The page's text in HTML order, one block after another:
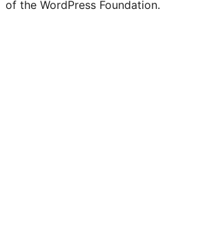
of the WordPress Foundation.